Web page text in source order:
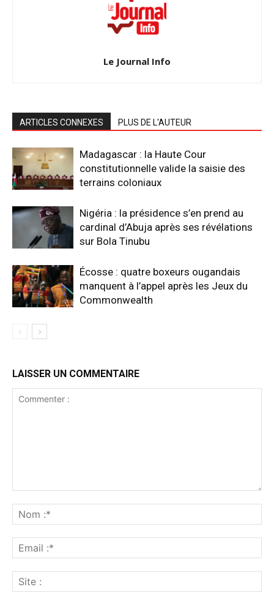
Le Journal Info
ARTICLES CONNEXES PLUS DE L'AUTEUR
Madagascar : la Haute Cour
constitutionnelle valide la saisie des
terrains coloniaux
Nigéria : la présidence s’en prend au
cardinal d’Abuja après ses révélations
sur Bola Tinubu
Écosse : quatre boxeurs ougandais
manquent à l’appel après les Jeux du
Commonwealth
LAISSER UN COMMENTAIRE